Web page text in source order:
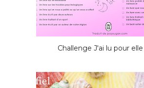
Challenge J'ai lu pour